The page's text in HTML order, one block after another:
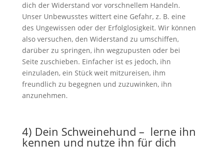
dich der Widerstand vor vorschnellem Handeln.
Unser Unbewusstes wittert eine Gefahr, z. B. eine
des Ungewissen oder der Erfolglosigkeit. Wir können
also versuchen, den Widerstand zu umschiffen,
darüber zu springen, ihn wegzupusten oder bei
Seite zuschieben. Einfacher ist es jedoch, ihn
einzuladen, ein Stück weit mitzureisen, ihm
freundlich zu begegnen und zuzuwinken, ihn
anzunehmen.
4) Dein Schweinehund – lerne ihn
kennen und nutze ihn für dich